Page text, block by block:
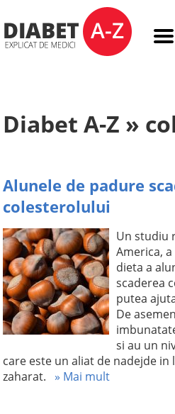
Diabet A-Z »
Alunele de padure
colesterolului
Un studiu
America,
dieta a
scaderea
putea
De
si au un
care este un aliat de nadejde
zaharat. » Mai mult